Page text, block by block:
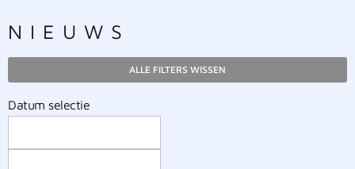
NIEUWS
ALLE FILTERS WISSEN
Datum selectie